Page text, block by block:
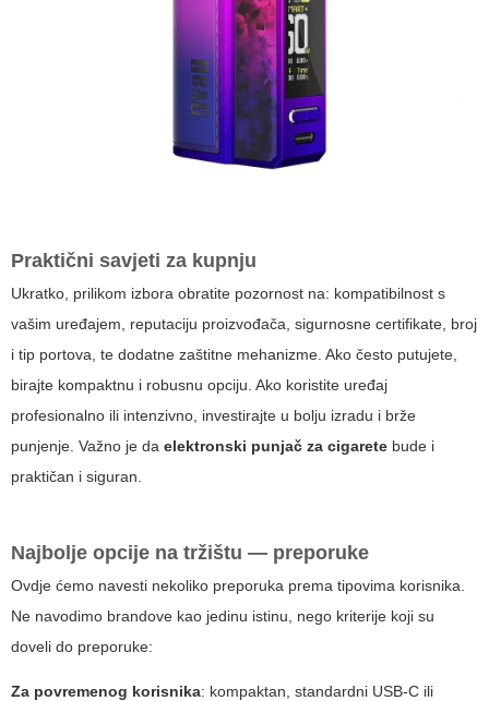
Praktični savjeti za kupnju
Ukratko, prilikom izbora obratite pozornost na: kompatibilnost s
vašim uređajem, reputaciju proizvođača, sigurnosne certifikate, broj
i tip portova, te dodatne zaštitne mehanizme. Ako često putujete,
birajte kompaktnu i robusnu opciju. Ako koristite uređaj
profesionalno ili intenzivno, investirajte u bolju izradu i brže
punjenje. Važno je da elektronski punjač za cigarete bude i
praktičan i siguran.
Najbolje opcije na tržištu — preporuke
Ovdje ćemo navesti nekoliko preporuka prema tipovima korisnika.
Ne navodimo brandove kao jedinu istinu, nego kriterije koji su
doveli do preporuke:
Za povremenog korisnika: kompaktan, standardni USB-C ili